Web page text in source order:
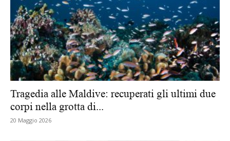
Tragedia alle Maldive: recuperati gli ultimi due
corpi nella grotta di...
20 Maggio 2026